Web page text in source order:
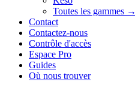
Toutes les gammes →
Contact
Contactez-nous
Contrôle d'accès
Espace Pro
Guides
Où nous trouver